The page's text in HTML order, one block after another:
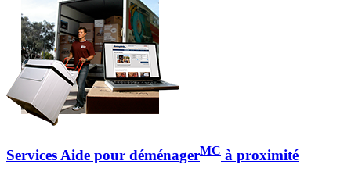
Services Aide pour déménagerMC à proximité